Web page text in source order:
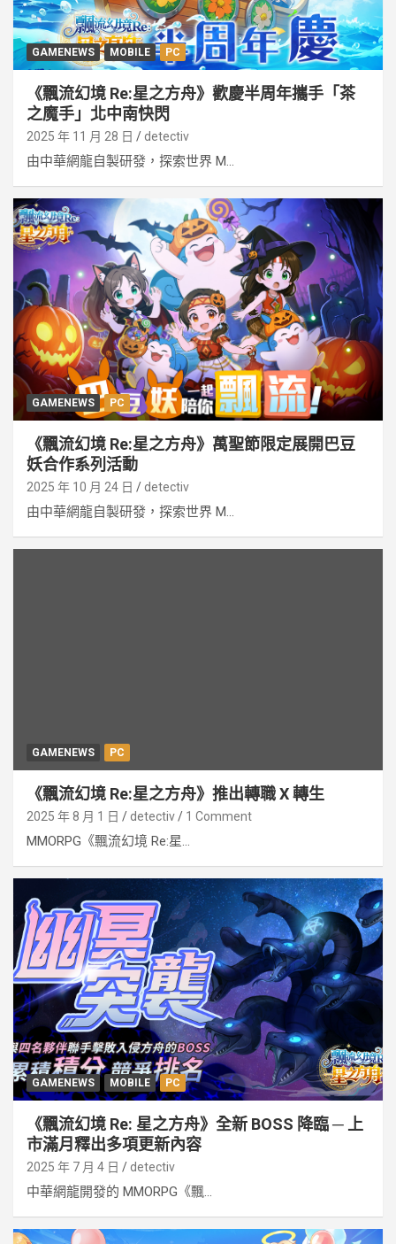
GAMENEWS MOBILE PC
《飄流幻境 Re:星之方舟》歡慶半周年攜手「茶
之魔手」北中南快閃
2025 年 11 月 28 日 detectiv
由中華網龍自製研發，探索世界 M...
GAMENEWS PC
《飄流幻境 Re:星之方舟》萬聖節限定展開巴豆
妖合作系列活動
2025 年 10 月 24 日 detectiv
由中華網龍自製研發，探索世界 M...
GAMENEWS PC
《飄流幻境 Re:星之方舟》推出轉職 X 轉生
2025 年 8 月 1 日 detectiv 1 Comment
MMORPG《飄流幻境 Re:星...
GAMENEWS MOBILE PC
《飄流幻境 Re: 星之方舟》全新 BOSS 降臨 ─ 上
市滿月釋出多項更新內容
2025 年 7 月 4 日 detectiv
中華網龍開發的 MMORPG《飄...